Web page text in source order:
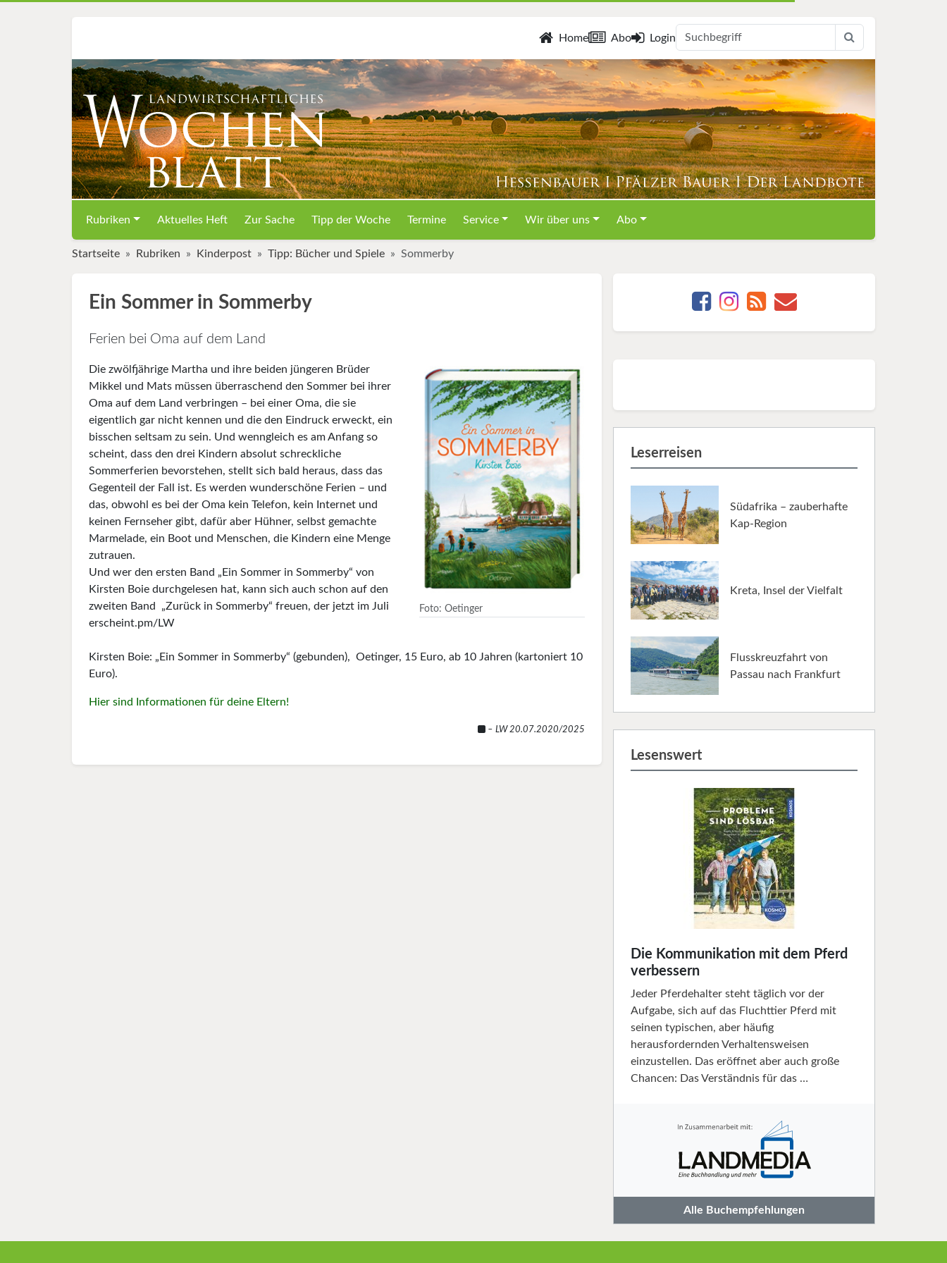
Home Abo Login
Rubriken Aktuelles Heft Zur Sache Tipp der Woche Termine Service Wir über uns Abo
Startseite Rubriken Kinderpost Tipp: Bücher und Spiele Sommerby
Ein Sommer in Sommerby
Ferien bei Oma auf dem Land
Foto: Oetinger
Die zwölfjährige Martha und ihre beiden jüngeren Brüder
Mikkel und Mats müssen überraschend den Sommer bei ihrer
Oma auf dem Land verbringen – bei einer Oma, die sie
eigentlich gar nicht kennen und die den Eindruck erweckt, ein
bisschen seltsam zu sein. Und wenngleich es am Anfang so
scheint, dass den drei Kindern absolut schreckliche
Sommerferien bevorstehen, stellt sich bald he­raus, dass das
Gegenteil der Fall ist. Es werden wunderschöne Ferien – und
das, obwohl es bei der Oma kein Telefon, kein Internet und
keinen Fernseher gibt, dafür aber Hühner, selbst gemachte
Marmelade, ein Boot und Menschen, die Kindern eine Menge
zutrauen.
Und wer den ersten Band „Ein Sommer in Sommerby“ von
Kirsten Boie durchgelesen hat, kann sich auch schon auf den
zweiten Band „Zurück in Sommerby“ freuen, der jetzt im Juli
erscheint.pm/LW
Kirsten Boie: „Ein Sommer in Sommerby“ (gebunden), Oetinger, 15 Euro, ab 10 Jahren (kartoniert 10
Euro).
Hier sind Informationen für deine Eltern!
– LW 20.07.2020/2025
Leserreisen
Südafrika – zauberhafte
Kap-Region
Kreta, Insel der Vielfalt
Flusskreuzfahrt von
Passau nach Frankfurt
Lesenswert
Die Kommunikation mit dem Pferd
verbessern
Jeder Pferdehalter steht täglich vor der
Aufgabe, sich auf das Fluchttier Pferd mit
seinen typischen, aber häufig
herausfordernden Verhaltensweisen
einzustellen. Das eröffnet aber auch große
Chancen: Das Verständnis für das …
Alle Buchempfehlungen